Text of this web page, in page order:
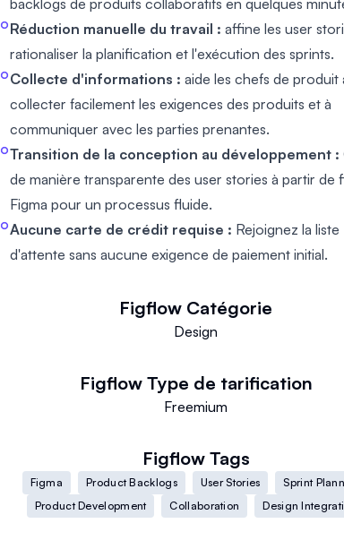
chaque étape du processus. Préparez-vous à
flux de travail et rejoignez la liste d'attente dès
aucune carte de crédit n'est requise !
backlogs de produits collaboratifs en quelques
Réduction manuelle du travail : affine les user
rationaliser la planification et l'exécution des sprints.
Collecte d'informations : aide les chefs de produit
collecter facilement les exigences des produits et à
communiquer avec les parties prenantes.
Transition de la conception au développement :
de manière transparente des user stories à partir de
Figma pour un processus fluide.
Aucune carte de crédit requise : Rejoignez la liste
d'attente sans aucune exigence de paiement initial.
Figflow Catégorie
Design
Figflow Type de tarification
Freemium
Figflow Tags
Figma Product Backlogs User Stories
Sprint
Product Development
Collaboration Design